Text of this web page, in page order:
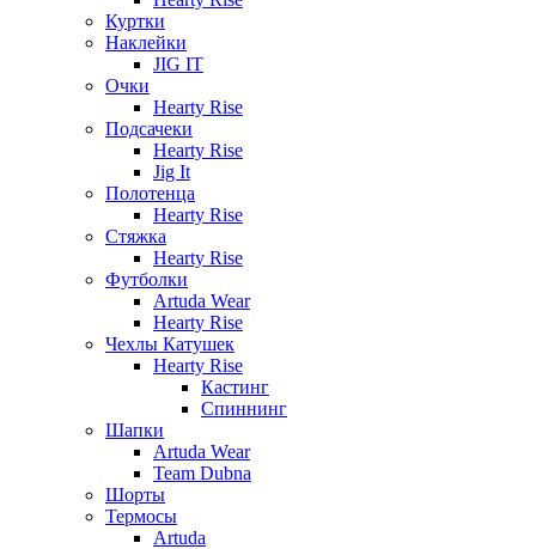
Куртки
Наклейки
JIG IT
Очки
Hearty Rise
Подсачеки
Hearty Rise
Jig It
Полотенца
Hearty Rise
Стяжка
Hearty Rise
Футболки
Artuda Wear
Hearty Rise
Чехлы Катушек
Hearty Rise
Кастинг
Спиннинг
Шапки
Artuda Wear
Team Dubna
Шорты
Термосы
Artuda